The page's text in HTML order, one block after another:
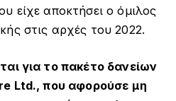
είχε αποκτήσει ο όμιλος
στις αρχές του 2022.
για το πακέτο δανείων
Ltd., που αφορούσε μη